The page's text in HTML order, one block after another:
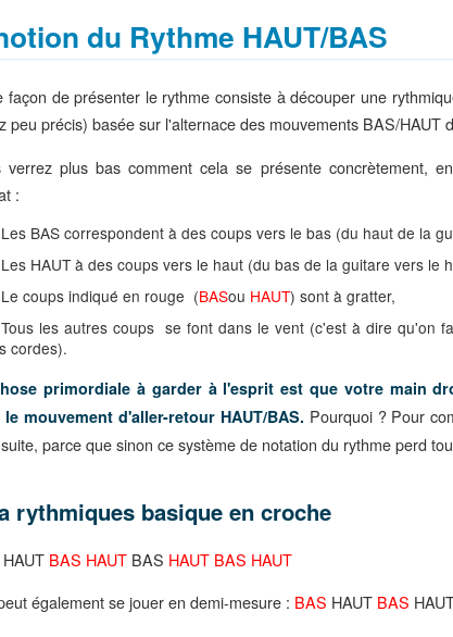
du Rythme HAUT/BAS
façon de présenter le rythme consiste à découper une
peu précis) basée sur l'alternace des mouvements BAS/HAUT
verrez plus bas comment cela se présente concrètement,
:
Les BAS correspondent à des coups vers le bas (du haut de la
Les HAUT à des coups vers le haut (du bas de la guitare vers le
Le coups indiqué en rouge (BASou HAUT) sont à gratter,
Tous les autres coups se font dans le vent (c'est à dire qu'on
cordes).
primordiale à garder à l'esprit est que votre main
le mouvement d'aller-retour HAUT/BAS. Pourquoi ? Pour
parce que sinon ce système de notation du rythme perd
rythmiques basique en croche
HAUT BAS HAUT BAS HAUT BAS HAUT
également se jouer en demi-mesure : BAS HAUT BAS